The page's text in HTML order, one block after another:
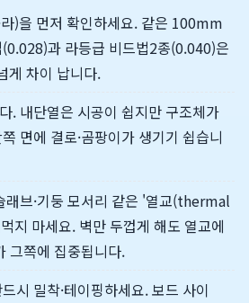
라)을 먼저 확인하세요. 같은 100mm
과 라등급 비드법2종(0.040)은
게 차이 납니다.
. 내단열은 시공이 쉽지만 구조체가
면에 결로·곰팡이가 생기기 쉽습니
래브·기둥 모서리 같은 '열교(thermal
지 마세요. 벽만 두껍게 해도 열교에
그쪽에 집중됩니다.
시 밀착·테이핑하세요. 보드 사이